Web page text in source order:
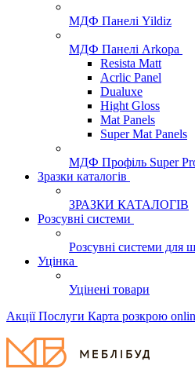
МДФ Панелі Yildiz
МДФ Панелі Arkopa
Resista Matt
Acrlic Panel
Dualuxe
Hight Gloss
Mat Panels
Super Mat Panels
МДФ Профіль Super
Зразки каталогів
ЗРАЗКИ КАТАЛОГІВ
Розсувні системи
Розсувні системи для
Уцінка
Уцінені товари
Акції Послуги Карта розкрою